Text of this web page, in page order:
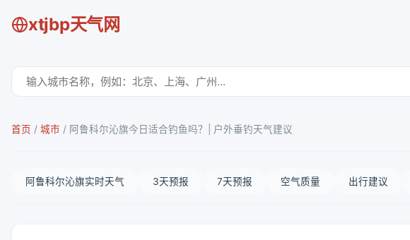
xtjbp天气网
首页 / 城市 / 阿鲁科尔沁旗今日适合钓鱼吗？| 户外垂钓天气建议
阿鲁科尔沁旗实时天气 3天预报 7天预报 空气质量 出行建议